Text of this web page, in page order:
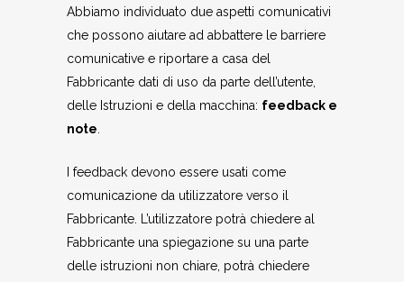
Abbiamo individuato due aspetti comunicativi
che possono aiutare ad abbattere le barriere
comunicative e riportare a casa del
Fabbricante dati di uso da parte dell’utente,
delle Istruzioni e della macchina: feedback e
note
I feedback devono essere usati come
comunicazione da utilizzatore verso il
Fabbricante. L’utilizzatore potrà chiedere al
Fabbricante una spiegazione su una parte
delle istruzioni non chiare, potrà chiedere